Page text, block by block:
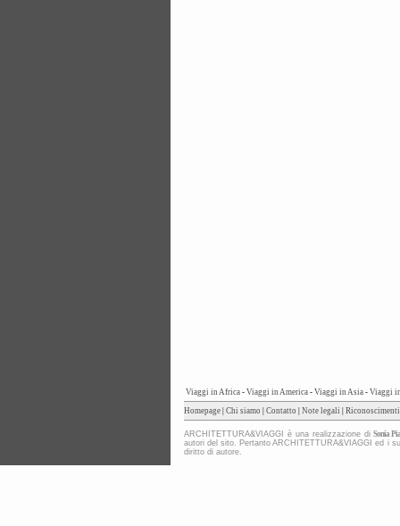
Viaggi in Africa - Viaggi in America - Viaggi in Asia - Viaggi
Homepage Chi siamo Contatto Note legali Riconoscimenti
ARCHITETTURA&VIAGGI è una realizzazione diSonia
autori del sito. Pertanto ARCHITETTURA&VIAGGI ed i
diritto di autore.